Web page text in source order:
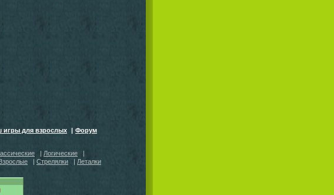
игры для взрослых | Форум
| Логические
|
| Стрелялки | Леталки